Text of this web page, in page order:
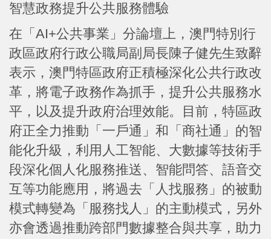
智慧政務提升公共服務體驗
在「AI+公共事業」分論壇上，澳門特別行
政區政府行政公職局副局長陳子健先生致辭
表示，澳門特區政府正積極深化公共行政改
革，將電子政務作為抓手，提升公共服務水
平，以及提升政府治理效能。目前，特區政
府正全力推動「一戶通」和「商社通」的智
能化升級，利用人工智能、大數據等技術手
段深化個人化服務推送、智能問答、語音交
互等功能應用，將過去「人找服務」的被動
模式轉變為「服務找人」的主動模式，另外
亦會透過推動跨部門數據整合與共享，助力